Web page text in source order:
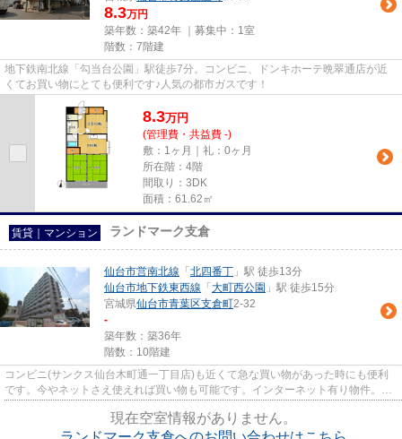
8.3万円
築年数：築42年 ｜募集中： 1室
階数：7階建
地下鉄南北線「勾当台公園」駅徒歩7分。コンビニ、ドンキホーテ晩翠通店が近
くてお買い物にとても便利です♪人気の都市ガスです！
8.3万円
(管理費・共益費 -)
敷：1ヶ月｜礼：0ヶ月
所在階：4階
間取り：3DK
面積：61.62㎡
賃貸｜マンション ランドマーク支倉
仙台市営南北線 「 北四番丁 」駅 徒歩13分
仙台市地下鉄東西線 「 大町西公園 」駅 徒歩15分
宮城県仙台市青葉区支倉町2-32
-
築年数：築36年
階数：10階建
コンビニ(サンクス仙台木町通一丁目店)も近くて急な買い物があった時にも便利
です。今やネットさえ使えれば買い物も可能です。インターネット有り物件。お
現在空室情報がありません。